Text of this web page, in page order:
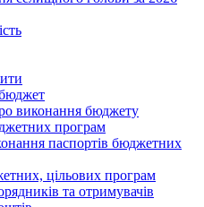
виконання бюджету
програм
паспортів бюджетних
цільових програм
та отримувачів